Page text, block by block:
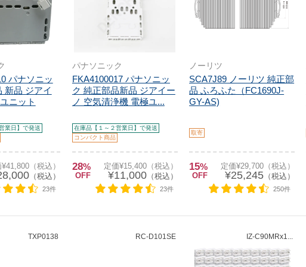
パナソニッ
新品 ジアイ
ニット
業日】で発送
（税込）
（税込）
23件
パナソニック
FKA4100017 パナソニッ
ク 純正部品新品 ジアイー
ノ 空気清浄機 電極ユ...
在庫品【１～２営業日】で発送
コンパクト商品
28%
OFF
定価¥15,400（税込）
¥11,000（税込）
23件
ノーリツ
SCA7J89 ノーリツ 純正部
品 ふろふた（FC1690J-
GY-AS)
取寄
15%
OFF
定価¥29,700（税込）
¥25,245（税込）
250件
TXP0138 RC-D101SE IZ-C90MRx1...